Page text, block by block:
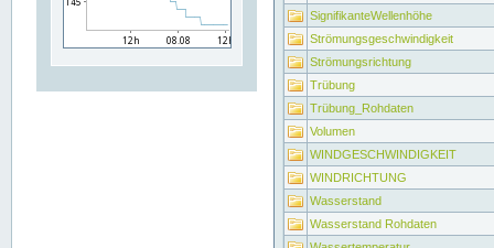
SignifikanteWellenhöhe
Strömungsgeschwindigkeit
Strömungsrichtung
Trübung
Trübung_Rohdaten
Volumen
WINDGESCHWINDIGKEIT
WINDRICHTUNG
Wasserstand
Wasserstand Rohdaten